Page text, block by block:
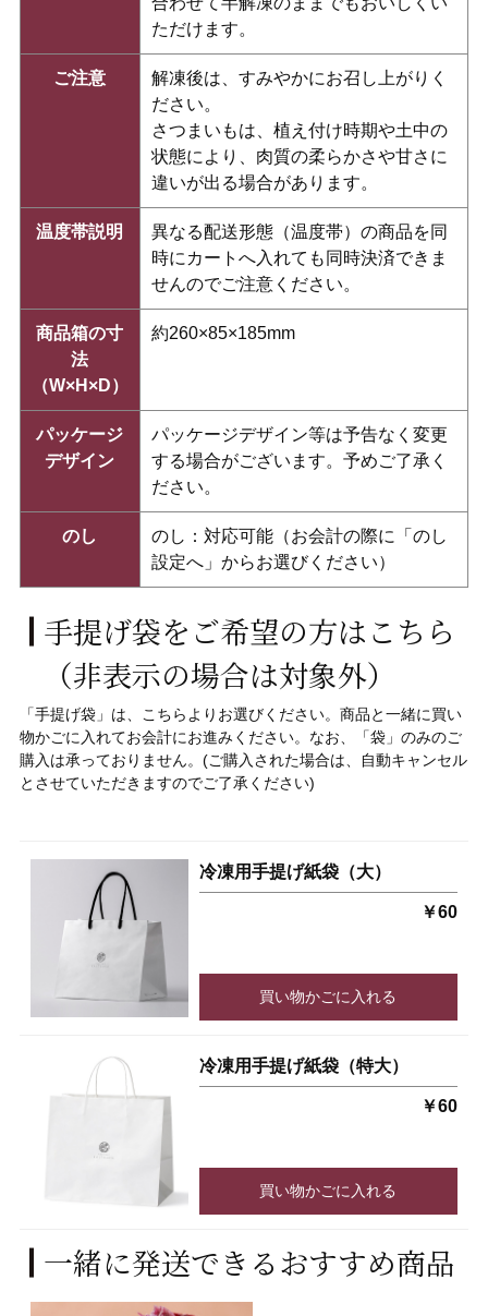
ただけます。
ご注意
解凍後は、すみやかにお召し上がりく
ださい。
さつまいもは、植え付け時期や土中の
状態により、肉質の柔らかさや甘さに
違いが出る場合があります。
温度帯説明
異なる配送形態（温度帯）の商品を同
時にカートへ入れても同時決済できま
せんのでご注意ください。
商品箱の寸
法
（W×H×D）
約260×85×185mm
パッケージ
デザイン
パッケージデザイン等は予告なく変更
する場合がございます。予めご了承く
ださい。
のし
のし：対応可能（お会計の際に「のし
設定へ」からお選びください）
手提げ袋をご希望の方はこちら
（非表示の場合は対象外）
「手提げ袋」 は、こちらよりお選びください。 商品と一緒に買い
物かごに入れてお会計にお進みください。なお、「袋」 のみのご
購入は承っておりません。(ご購入された場合は、自動キャンセル
とさせていただきますのでご了承ください)
冷凍用手提げ紙袋（大）
￥60
買い物かごに入れる
冷凍用手提げ紙袋（特大）
￥60
買い物かごに入れる
一緒に発送できるおすすめ商品